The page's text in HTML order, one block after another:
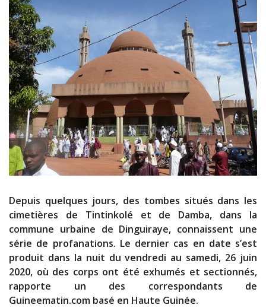
Depuis quelques jours, des tombes situés dans les
cimetières de Tintinkolé et de Damba, dans la
commune urbaine de Dinguiraye, connaissent une
série de profanations. Le dernier cas en date s’est
produit dans la nuit du vendredi au samedi, 26 juin
2020, où des corps ont été exhumés et sectionnés,
rapporte un des correspondants de
Guineematin.com basé en Haute Guinée.